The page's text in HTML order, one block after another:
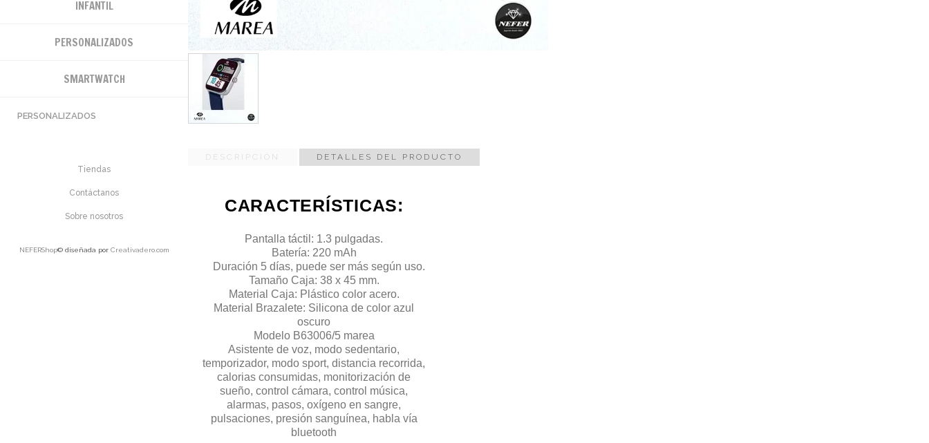
INFANTIL
PERSONALIZADOS
SMARTWATCH
PERSONALIZADOS
Tiendas
Contáctanos
Sobre nosotros
NEFERShop© diseñada por Creativadero.com
DESCRIPCIÓN DETALLES DEL PRODUCTO
CARACTERÍSTICAS:
Pantalla táctil: 1.3 pulgadas.
Batería: 220 mAh
Duración 5días, puede ser mássegún uso.
Tamaño Caja: 38 x 45 mm.
Material Caja: Plástico color acero.
Material Brazalete: Silicona de color azul
oscuro
Modelo B63006/5 marea
Asistente de voz, modo sedentario,
temporizador, modo sport, distancia recorrida,
calorias consumidas, monitorización de
sueño, control cámara, control música,
alarmas, pasos, oxígeno en sangre,
pulsaciones, presión sanguínea, habla vía
bluetooth